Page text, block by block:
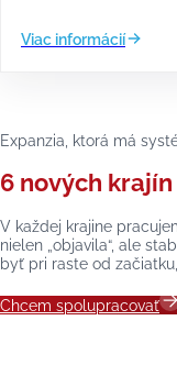
Viac informácií
Expanzia, ktorá má
6 nových
V každej krajine
nielen „objavila“, ale
byť pri raste od
Chcem spolupracovať